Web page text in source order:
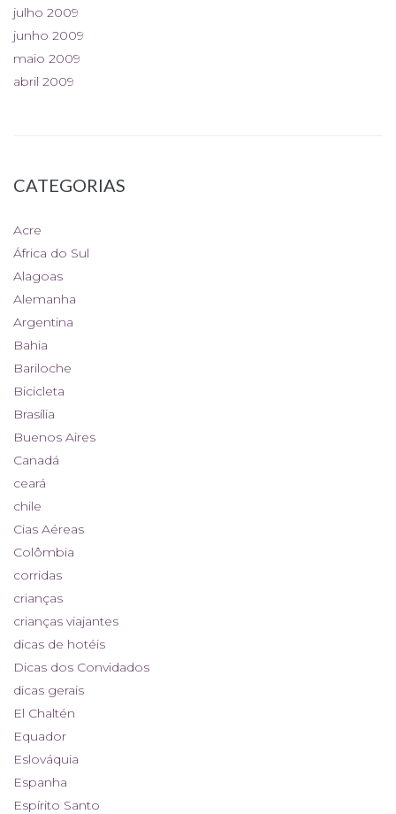
julho 2009
junho 2009
maio 2009
abril 2009
CATEGORIAS
Acre
África do Sul
Alagoas
Alemanha
Argentina
Bahia
Bariloche
Bicicleta
Brasília
Buenos Aires
Canadá
ceará
chile
Cias Aéreas
Colômbia
corridas
crianças
crianças viajantes
dicas de hotéis
Dicas dos Convidados
dicas gerais
El Chaltén
Equador
Eslováquia
Espanha
Espírito Santo